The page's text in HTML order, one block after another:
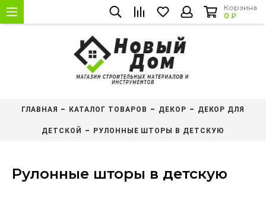
Корзина
0 ₽
ГЛАВНАЯ КАТАЛОГ ТОВАРОВ ДЕКОР ДЕКОР ДЛЯ
ДЕТСКОЙ РУЛОННЫЕ ШТОРЫ В ДЕТСКУЮ
Рулонные шторы в детскую